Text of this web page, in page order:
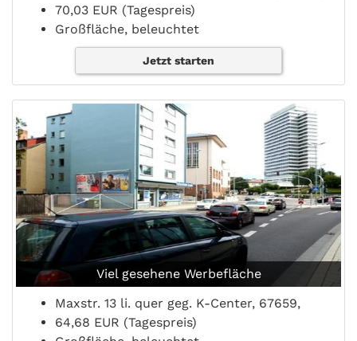
70,03 EUR (Tagespreis)
Großfläche, beleuchtet
Jetzt starten
Viel gesehene Werbefläche
Maxstr. 13 li. quer geg. K-Center, 67659,
64,68 EUR (Tagespreis)